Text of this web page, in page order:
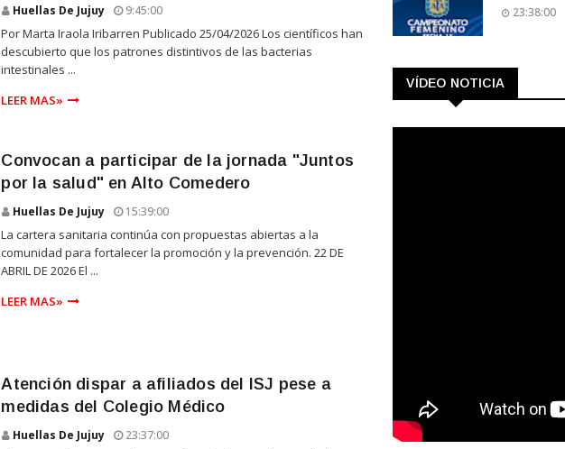
Huellas De Jujuy 9:45:00
Por Marta Iraola Iribarren Publicado 25/04/2026 Los científicos han
descubierto que los patrones distintivos de las bacterias
intestinales ...
LEER MAS»
Convocan a participar de la jornada "Juntos
por la salud" en Alto Comedero
Huellas De Jujuy 15:39:00
La cartera sanitaria continúa con propuestas abiertas a la
comunidad para fortalecer la promoción y la prevención. 22 DE
ABRIL DE 2026 El ...
LEER MAS»
Atención dispar a afiliados del ISJ pese a
medidas del Colegio Médico
Huellas De Jujuy 23:37:00
23:38:00
VÍDEO NOTICIA